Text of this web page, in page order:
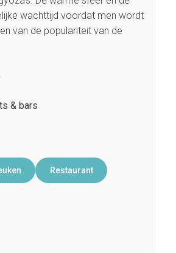
wachttijd voordat men wordt
van de populariteit van de
& bars
Restaurant